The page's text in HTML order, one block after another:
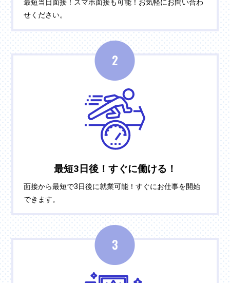
最短当日面接！スマホ面接も可能！お気軽にお問い合わ
せください。
最短3日後！すぐに働ける！
面接から最短で3日後に就業可能！すぐにお仕事を開始
できます。